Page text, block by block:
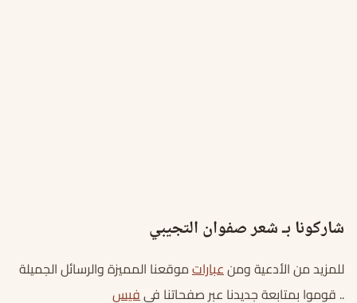
شاركونا بـ شعر صفوان التجيبي
للمزيد من الأدعية ومنعباراتموقعنا المميزة والرسائل الجميلة
.. قوموا بمتابعة جديدنا عبر صفحاتنا فيفيس